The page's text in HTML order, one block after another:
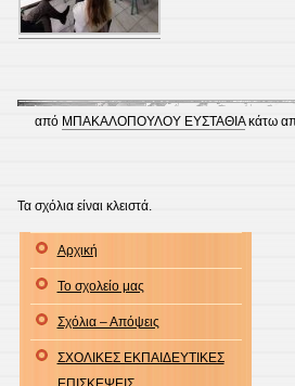
από ΜΠΑΚΑΛΟΠΟΥΛΟΥ ΕΥΣΤΑΘΙΑκάτω
Τα σχόλια είναι κλειστά.
Αρχική
Το σχολείο μας
Σχόλια – Απόψεις
ΣΧΟΛΙΚΕΣ ΕΚΠΑΙΔΕΥΤΙΚΕΣ